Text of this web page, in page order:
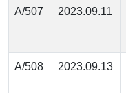
А/507 2023.09.11
А/508 2023.09.13